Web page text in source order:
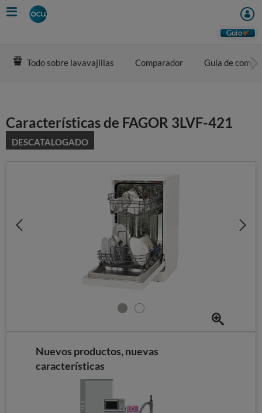
Skip
to
Guio
Todo sobre lavavajillas Comparador Guía de
Características de FAGOR 3LVF-421
DESCATALOGADO
Nuevos productos, nuevas
características